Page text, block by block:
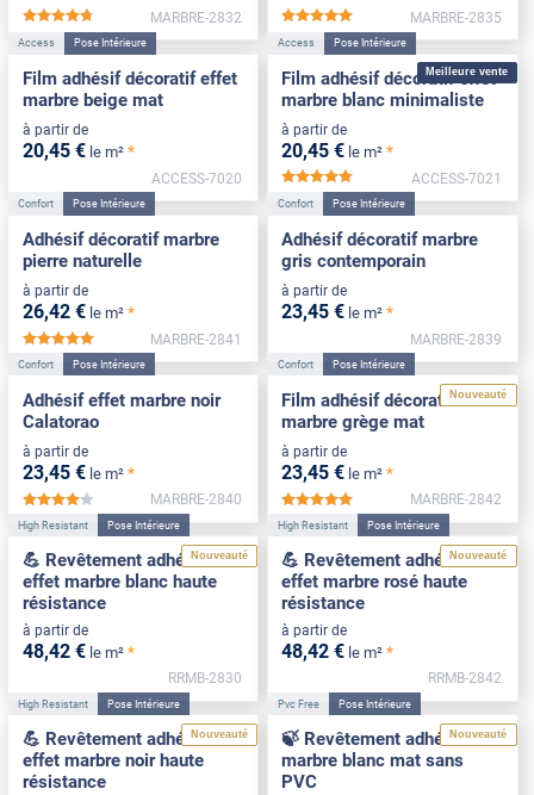
*****
MARBRE-2832 MARBRE-2835
Access Pose Intérieure
Film adhésif décoratif effet
marbre beige mat
à partir de
20,45 € le m² *
ACCESS-7020
Meilleure vente
Access Pose Intérieure
Film adhésif décoratif effet
marbre blanc minimaliste
à partir de
20,45 € le m² *
ACCESS-7021
Confort Pose Intérieure
Adhésif décoratif marbre
pierre naturelle
à partir de
26,42 € le m² *
*****
MARBRE-2841
Confort Pose Intérieure
Adhésif décoratif marbre
gris contemporain
à partir de
23,45 € le m² *
MARBRE-2839
Confort Pose Intérieure
Adhésif effet marbre noir
Calatorao
à partir de
23,45 € le m² *
*****
MARBRE-2840
Nouveauté
Confort Pose Intérieure
Film adhésif décoratif effet
marbre grège mat
à partir de
23,45 € le m² *
MARBRE-2842
Nouveauté
High Resistant Pose Intérieure
💪 Revêtement adhésif
effet marbre blanc haute
résistance
à partir de
48,42 € le m² *
RRMB-2830
Nouveauté
High Resistant Pose Intérieure
💪 Revêtement adhésif
effet marbre rosé haute
résistance
à partir de
48,42 € le m² *
RRMB-2842
Nouveauté
High Resistant Pose Intérieure
💪 Revêtement adhésif
effet marbre noir haute
résistance
Nouveauté
Pvc Free Pose Intérieure
🍃 Revêtement adhésif
marbre blanc mat sans
PVC